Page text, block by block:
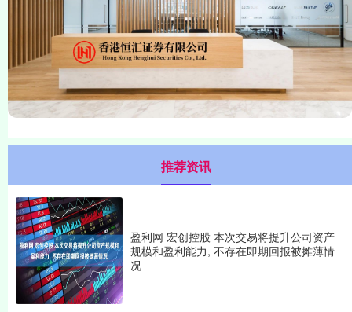
推荐资讯
盈利网 宏创控股 本次交易将提升公司资产
规模和盈利能力, 不存在即期回报被摊薄情
况